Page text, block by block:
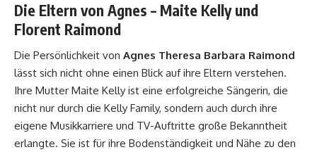
Die Eltern von Agnes – Maite Kelly und
Florent Raimond
Die Persönlichkeit von Agnes Theresa Barbara Raimond
lässt sich nicht ohne einen Blick auf ihre Eltern verstehen.
Ihre Mutter Maite Kelly ist eine erfolgreiche Sängerin, die
nicht nur durch die Kelly Family, sondern auch durch ihre
eigene Musikkarriere und TV-Auftritte große Bekanntheit
erlangte. Sie ist für ihre Bodenständigkeit und Nähe zu den